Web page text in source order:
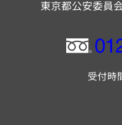
東京都公安委員
フ
ー
受付時